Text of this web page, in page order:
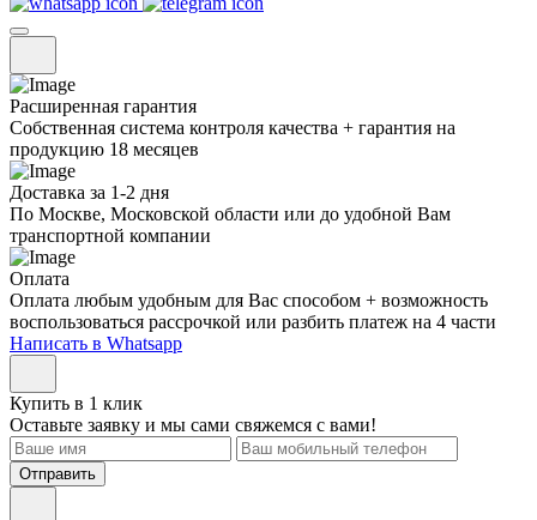
Расширенная гарантия
Собственная система контроля качества + гарантия на
продукцию 18 месяцев
Доставка за 1-2 дня
По Москве, Московской области или до удобной Вам
транспортной компании
Оплата
Оплата любым удобным для Вас способом + возможность
воспользоваться рассрочкой или разбить платеж на 4 части
Написать в Whatsapp
Купить в 1 клик
Оставьте заявку и мы сами свяжемся с вами!
Отправить